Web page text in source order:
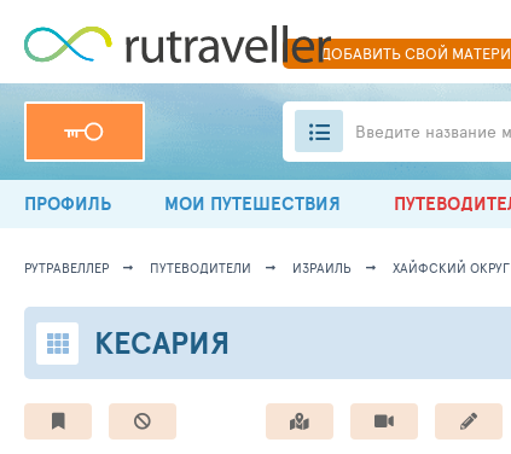
ДОБАВИТЬСВОЙ
Введите название
ПРОФИЛЬ МОИ ПУТЕШЕСТВИЯ
РУТРАВЕЛЛЕР ПУТЕВОДИТЕЛИ ИЗРАИЛЬ ХАЙФСКИЙ ОКРУГ
КЕСАРИЯ